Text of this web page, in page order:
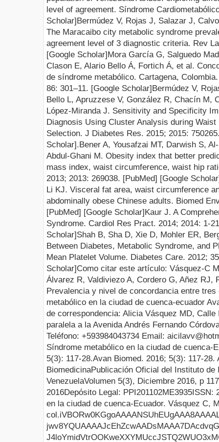
level of agreement. Síndrome
Scholar]Bermúdez V, Rojas J, Salazar J,
The Maracaibo city metabolic syndrome
agreement level of 3 diagnostic criteria. Rev
[Google Scholar]Mora García G, Salguedo
Clason E, Alario Bello Á, Fortich Á, et al.
de síndrome metabólico. Cartagena,
86: 301–11. [Google Scholar]Bermúdez V,
Bello L, Apruzzese V, González R, Chacín M,
López-Miranda J. Sensitivity and Specificity
Diagnosis Using Cluster Analysis during
Selection. J Diabetes Res. 2015; 2015:
Scholar].Bener A, Yousafzai MT, Darwish S,
Abdul-Ghani M. Obesity index that better
mass index, waist circumference, waist hip
2013; 2013: 269038. [PubMed] [Google Scholar
Li KJ. Visceral fat area, waist circumference
abdominally obese Chinese adults. Biomed
[PubMed] [Google Scholar]Kaur J. A
Syndrome. Cardiol Res Pract. 2014; 2014: 1-
Scholar]Shah B, Sha D, Xie D, Mohler ER,
Between Diabetes, Metabolic Syndrome, and
Mean Platelet Volume. Diabetes Care. 2012; 35
Scholar]Como citar este artículo: Vásquez-C
Álvarez R, Valdiviezo A, Cordero G, Añez RJ,
Prevalencia y nivel de concordancia entre
metabólico en la ciudad de cuenca-ecuador
de correspondencia: Alicia Vásquez MD,
paralela a la Avenida Andrés Fernando
Teléfono: +593984043734 Email:
Síndrome metabólico en la ciudad de cuenca-E
5(3): 117-28.Avan Biomed. 2016; 5(3): 117-28.
BiomedicinaPublicación Oficial del Instituto de
VenezuelaVolumen 5(3), Diciembre 2016, p 117
2016Depósito Legal: PPI201102ME3935ISSN:
en la ciudad de cuenca-Ecuador. Vásquez C,
col.iVBORw0KGgoAAAANSUhEUgAAA8AAAALQCAYAAABfdxm0AAAAAXNSR0IArs4c6QAAAARnQU1BAACx jwv8YQUAAAAJcEhZcwAADsMAAA7DAcdvqGQAAJh3SURBVHhe7f179BXVnef/+5eZtVzTtmtpvhlF J4loYmidVtrOOKweXXYMUccJSTQ2WUO3xMQQjYqabjWjwQSFJSqGMQQTEY2CeEFRURHxwkUFUUQU tfGKFyLjlYwixlv9fq/K2ZX92Z93nVPnVudU1fOx1msp53M+dep2zme/z961a5sIAAAAAIAKoAAG AAAAAFQCBTAAAAAAoBIogAEAAAAAlUABDAAAAACoBApgAAAAAEAlUAADAAAAACqBAhgAAAAAUAkU wAAAAACASqAABgAAAABUAgUwAAAAAKASKIABAAAAAJVAAQwAAAAAqAQKYAAAAABAJVAAAwAAAAAq gQIYAAAAAFAJFMAAAAAAgEqgAAYAAAAAVAIFMAAAAACgEiiAAQAAAACVQAEMAAAAAKgECmAAAAAA QCVQAAMAAAAAKoECGAAAAABQCRTAAAAAAIBKoAAGAAAAAFQCBTAAAAAAoBIogAEAAAAAlUABDAAA AACoBApgAAAAAEAlUAADAAAAACqBAhgAAAAAUAkUwAAAAACASqAABgAAAABUAgUwAAAAAKASKIAB AAAAAJVAAQwAAAAAqAQKYAAAAABAJVAAAwAAAAAqgQIYAAAAAFAJFMAAAAAAgEqgAAYAAAAAVAIF MAAAAACgEiiAAQAAAACVQAEMAAAAAKgECmAAAAAAQCVQAAMAAAAAKoECGAAAAABQCRTAAAAAAIBK oAAGAAAAAFQCBTAAAAAAoBIogAEAAAAAlUABDAAAAACoBApgAAAAAEAlUAADAAAAACqBAhgAAAAA UAkUwAAAAACASqAABgAAAABUAgUwAAAAAKASKIABAAAAAJVAAQwAAAAAqAQKYAAAAABAJVAAAwAA AAAqgQIYAAAAAFAJFMAAAAAAgEqgAAYAAAAAVAIFMAAAAACgEiiAAQAAAACVQAEMAAAAAKgECmAA AAAAQCVQAAMAAAAAKoECGAAAAABQCRTAAAAAAIBKoAAGAAAAAFQCBTAAAAAAoBIogAEAAAAAlUAB DAAAAACoBApgAAAAAEAlUAADAAAAACqBAhgAAAAAUAkUwAAAAACASqAABgAAAABUAgUwAAAAAKAS KIABAAAAAJVAAQwAAAAAqAQKYAAAAABAJVAAAwAAAAAqgQIYAAAAAFAJFMAAAAAAgEqgAAYAAAAA VAIFMAAAAACgEiiAAQAAAACVQAEMAAAAAKgECmAAAAAAQCVQAAMAAAAAKoECGAAAAABQCRTAAAAA AIBKoAAGAAAAAFQCBTAAAAAAoBIogAEAAAAAlUABDAAAAACoBApgAAAAAEAlUAADAAAAACqBAhgA AAAAUAkUwAAAAACASqAABgAAAABUAgUwAAAAAKASKIABAAAAAJVAAQwAAAAAqAQKYAAAAABAJVAA AwAAAAAqgQIYAAAAAFAJFMAAAAAAgEqgAAYAAAAAVAIFMAAAAACgEiiAAQAAAACVQAEMAAAAAKgE CmAAAAAAQCVQAAMAAAAAKoECGAAAAABQCRTAAAAAAIBKoAAGAAAAAFQCBTAAAAAAoBIogAEAAAAA lUABDAAAAACoBApgAAAAAEAlUAADAAAAACqBAhgAAAAAUAkUwAAAAACASqAABgAAAABUAgUwAAAA AKASKIABAAAAAJVAAQwAAAAAqAQKYAAAAABAJVAAAwAAAAAqgQIYAAAAAFAJFMAAAAAAgEqgAAYA AAAAVAIFMAD0wOuvvx5tt9120TbbbBPttttu0datW+PHJ0yYED9WL5dffnn83NDcuXPN54fxX89x v3vEEUdEH330UTRq1Kjk+aeeemrtWX/hv5a/Pv7vLV++vPboX/i/5y837fF6suwrJVyPtH3vhPsi tGXLlmi//fZLlr/DDjtEL7zwQu2ntlb3i6+V123EXy+XevvfX0+l0To0+/xwfdKOAQAAraIABoAe aKcAVuoVbo1i/a57XVfM+oWIVbT4r9XvBbDiL7NRARzui9BDDz0UbbvttgOWn/ZcpxMFcCuvm8Za lp96+8WKtR7NPN8/JlasfQYAQCsogAGgB9otgJWwd6zVAtjvWXSFRtgTFxZlRSuAFbc+9Qpga1+E rNe1CkZfJwrgVl7XEvYk++vjr6e/Hn7B7B73lxOuR7PPt/aPv4xWthMAAAsFMAD0QJYC2CqUwiLI f05aUdqIWxd/PcICOOwF7rcC2NresNBzz6lXAFv7whcWcSNHjkyWb22v024B3OrrWvzCMvwSxd83 /s/cvs56HjTz/LTXlEb7DQCAZlEAA0APpBVhjQpg8Z+TVkRaBWEa93t+8REWwEqW1+qnAlis9axX AFv7whf2bGZd73YL4FZft1nWvulkT6/1fOsxp1vbCQCoLgpgAOiBdgrgtN/1i4VmCmD3mmmF7HHH HRf/1+/NS3utfiqA/ULMX/d6BbC1L3zh8Ul7jVC7BXCrr9ssfz3clwD19pf/s1afn7UATvtSAgCA ZlAAA0APpBUJYaFjSeth84uFtIQFib8s//X8gu3OO+9MnuMKFP+10grgRulkAdwo/jqm7fu0feFk OWZphXOr+0Xaed1m+NuvuH1gFa2OtW7NPt8vgMPn+9tIAQwA6AQKYADogSxFTZYCOK1XNi3+a4lb j/DxsMfSLdu9XpEK4LRtDn+Wti+ctHWsV8A57RTA7bxuM/x19F/H319ZCtpmny/+a7vzyX9u+HwA AFpFAQwAPZBWCDRbAPu/6xdKaQmLCPc7YaESFsD+a6o48l+r3wtgF6tH09p/WYpY/9ikfSHha3W/ SCuvGxaPLlm2rV7RmqWgbfb54eNpSVt3AACaQQEMAD2QVghkKYDTfjetKK3HvV74fKvocstXsTVx 4sTk52kFsLX+aYVuuwVw2vb6y3UFVKN9by0rS4HmYq1/q/ul1ddN+z2riKxX/Era/hL/Z432r1jP d/yC3v3u0qVLO9rLDQAABTAA9EBakZClAM5SRGYtgF3xE76WVbCFBYpLPxfAVi9p2r5P2xfir1+j hEWfdGK/NIr/uv42+gmLSH+90va7vw/DbbMmsGr2+fU0+3wAABqhAAaAHmi1AA4LIv85/s+yFMBu HZop2KyCrJ8LYH+5bjutfV9vX4i/XVkSbnur+6Xd163HX3ajfe6eGw619tfbOg+yPL9ewZzlCyEA AJpBAQwAPZClAG6UsDcvrRhJ43rXrKGlaQWb1Qvc6QK4Udxym9lXins9a9/X2xd+L2RagSz++tTr ac26Xzrxumn83wmLVIvVE9vJnmF//7jzyV9G1u0CAKARCmAA6IF2C2CrIGq2AHav5ReiTr2CLSxW i1AA+0Wete/r7Qv/dayfO37BFhaVreyXTryuxd/+egnPsXr72zrfmnm+vw1hsmwTAABZUQADQA+0 UwBbBZQ0WwC7osxaXr2CLewF7vcCOOw9tPZ92r4It9XaJp+//e3sl069riXrvm70JYvSqDht5vnh Niv1Cn8AAFpBAQwAAAAAqAQKYAAAAABAJVAAAwAAAAAqgQIYAAAAAFAJFMAAAAAAgEqgAAYAAAAA VAIFMAAAAACgEiiAAQAAAACVQAEMAAAAAKgECmAAAAAAQCVQAAMAAAAAKoECGAAAAABQCRTAAIDK 2Lp1a7Rs2bIBmTlzZjRp0qQBOeywwxpm3Lhxg35v9uzZA5a9fv362isDAIB+QAEMACidtWvXRosX